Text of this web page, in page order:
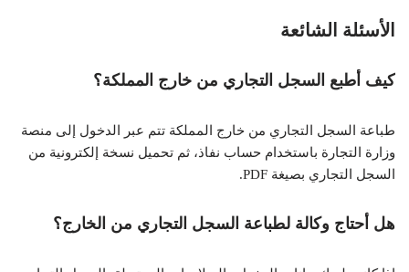
الأسئلة الشائعة
كيف أطبع السجل التجاري من خارج المملكة؟
طباعة السجل التجاري من خارج المملكة تتم عبر الدخول إلى منصة
وزارة التجارة باستخدام حساب نفاذ، ثم تحميل نسخة إلكترونية من
السجل التجاري بصيغة PDF.
هل أحتاج وكالة لطباعة السجل التجاري من الخارج؟